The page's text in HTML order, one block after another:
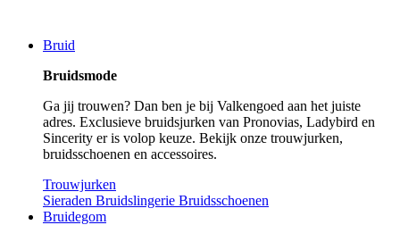
Bruid
Bruidsmode
Ga jij trouwen? Dan ben je bij Valkengoed aan het juiste
adres. Exclusieve bruidsjurken van Pronovias, Ladybird en
Sincerity er is volop keuze. Bekijk onze trouwjurken,
bruidsschoenen en accessoires.
Trouwjurken
Sieraden Bruidslingerie Bruidsschoenen
Bruidegom